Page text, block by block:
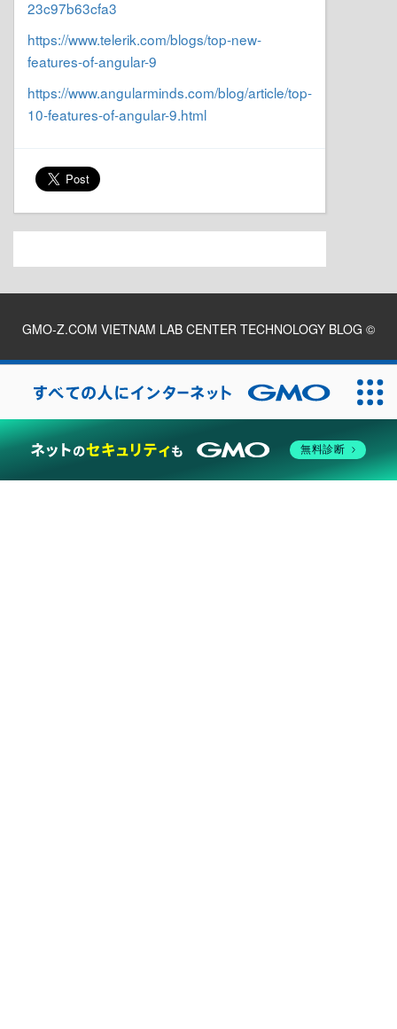
23c97b63cfa3
https://www.telerik.com/blogs/top-new-
features-of-angular-9
https://www.angularminds.com/blog/article/top-
10-features-of-angular-9.html
GMO-Z.COM VIETNAM LAB CENTER TECHNOLOGY BLOG ©
2026
無料診断